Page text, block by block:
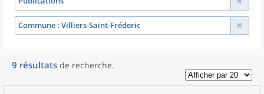
Commune : Villiers-Saint-Fréderic
9 résultats de recherche.